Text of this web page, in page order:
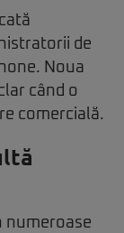
de
Noua
când o
comercială.
numeroase